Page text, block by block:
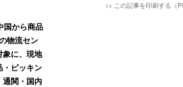
>> この記事を印刷する（
国から商品
物流セン
象に、現地
・ピッキン
関・国内